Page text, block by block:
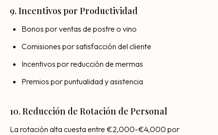
9. Incentivos por Productividad
Bonos por ventas de postre o vino
Comisiones por satisfacción del cliente
Incentivos por reducción de mermas
Premios por puntualidad y asistencia
10. Reducción de Rotación de Personal
La rotación alta cuesta entre €2,000-€4,000 por